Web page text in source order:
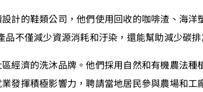
計的鞋類公司，他們使用回收的咖啡渣、海洋
不僅減少資源消耗和汙染，還能幫助減少碳排
經濟的洗沐品牌。他們採用自然和有機農法種
發揮積極影響力，聘請當地居民參與農場和工